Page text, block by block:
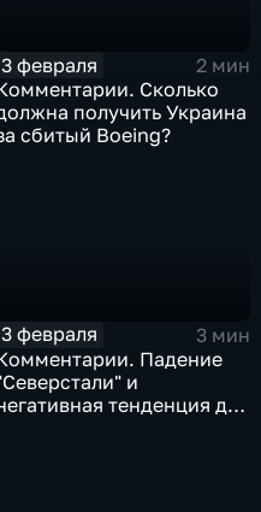
3 февраля
2 мин
Сколько
получить Украина
сбитый Boeing?
3 февраля
3 мин
Падение
и
тенденция для